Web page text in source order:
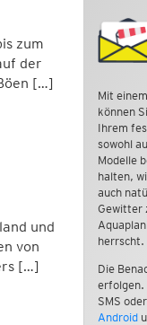
zum
der
[…]
und
von
[…]
Mit
können
Ihrem
sowohl
Modelle
halten,
auch
Gewitter
herrscht.
Die
erfolgen.
SMS
Android